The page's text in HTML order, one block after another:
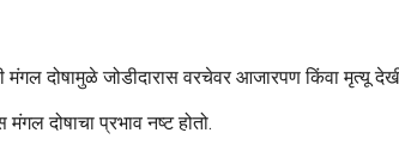
दोषामुळे जोडीदारास वरचेवर आजारपण किंवा मृत्यू
दोषाचा प्रभाव नष्ट होतो.